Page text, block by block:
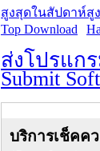
สูงสุดในสัปดาห์
Top Download
สู
ส่งโปรแก
Submit
บริการเช็คค